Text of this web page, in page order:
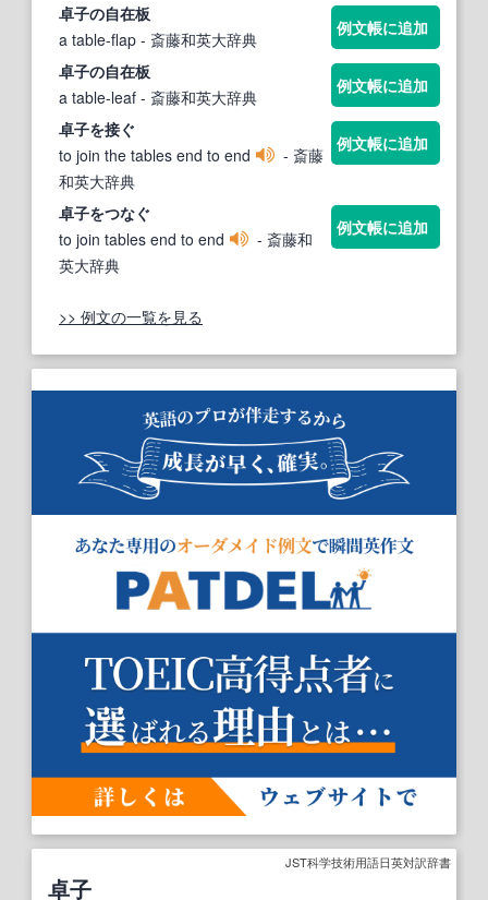
卓子の自在板
a table-flap - 斎藤和英大辞典
例文帳に追加
卓子の自在板
a table-leaf - 斎藤和英大辞典
例文帳に追加
卓子を接ぐ
to join the tables end to end
- 斎藤
和英大辞典
例文帳に追加
卓子をつなぐ
to join tables end to end
- 斎藤和
英大辞典
例文帳に追加
>> 例文の一覧を見る
JST科学技術用語日英対訳辞書
卓子